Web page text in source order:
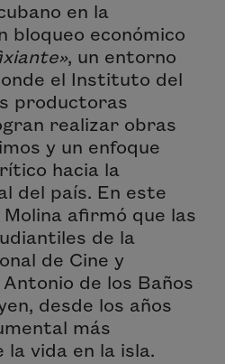
en la
bloqueo económico
, un entorno
el Instituto del
productoras
realizar obras
y un enfoque
hacia la
del país. En este
afirmó que las
de la
de Cine y
de los Baños
desde los años
más
vida en la isla.